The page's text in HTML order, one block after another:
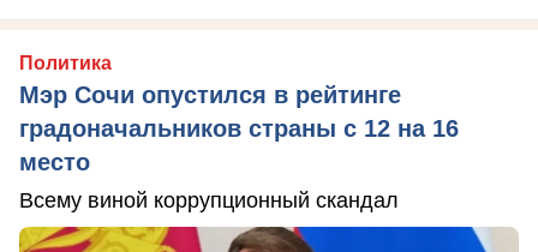
Политика
Мэр Сочи опустился в рейтинге
градоначальников страны с 12 на 16
место
Всему виной коррупционный скандал